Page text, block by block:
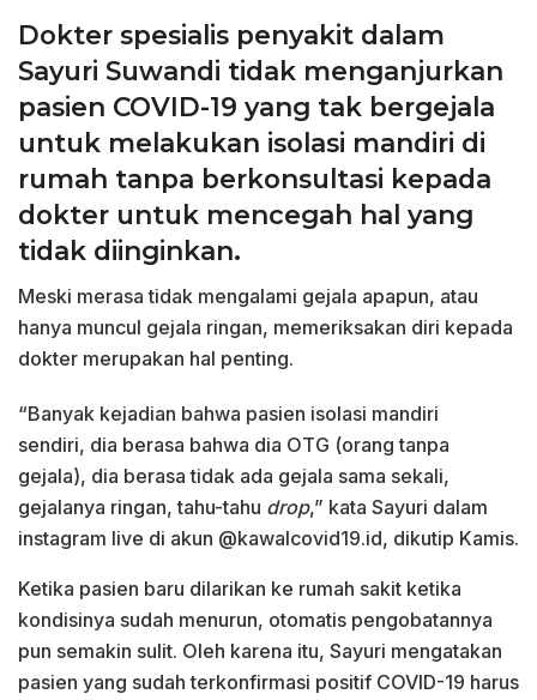
Dokter spesialis penyakit dalam
Sayuri Suwandi tidak menganjurkan
pasien COVID-19 yang tak bergejala
untuk melakukan isolasi mandiri di
rumah tanpa berkonsultasi kepada
dokter untuk mencegah hal yang
tidak diinginkan.
Meski merasa tidak mengalami gejala apapun, atau
hanya muncul gejala ringan, memeriksakan diri kepada
dokter merupakan hal penting.
“Banyak kejadian bahwa pasien isolasi mandiri
sendiri, dia berasa bahwa dia OTG (orang tanpa
gejala), dia berasa tidak ada gejala sama sekali,
gejalanya ringan, tahu-tahu drop,” kata Sayuri dalam
instagram live di akun @kawalcovid19.id, dikutip Kamis.
Ketika pasien baru dilarikan ke rumah sakit ketika
kondisinya sudah menurun, otomatis pengobatannya
pun semakin sulit. Oleh karena itu, Sayuri mengatakan
pasien yang sudah terkonfirmasi positif COVID-19 harus